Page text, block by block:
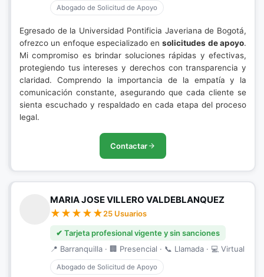
Abogado de Solicitud de Apoyo
Egresado de la Universidad Pontificia Javeriana de Bogotá,
ofrezco un enfoque especializado ensolicitudes de apoyo.
Mi compromiso es brindar soluciones rápidas y efectivas,
protegiendo tus intereses y derechos con transparencia y
claridad. Comprendo la importancia de la empatía y la
comunicación constante, asegurando que cada cliente se
sienta escuchado y respaldado en cada etapa del proceso
legal.
Contactar
MARIA JOSE VILLERO VALDEBLANQUEZ
25 Usuarios
✔ Tarjeta profesional vigente y sin sanciones
📍 Barranquilla · 🏢 Presencial · 📞 Llamada · 💻 Virtual
Abogado de Solicitud de Apoyo